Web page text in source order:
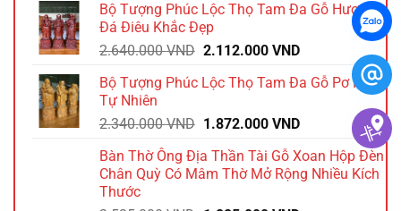
là:
1.740.000 VND.
tại
1.392.000 VND.
Bộ Tượng Phúc Lộc Thọ Tam Đa Gỗ Hương
Đá Điêu Khắc Đẹp
2.640.000VND Giá
là:
2.112.000 VNDGiá
tại
2.112.000 VND.
Bộ Tượng Phúc Lộc Thọ Tam Đa Gỗ Pơ Mu
Tự Nhiên
2.340.000VND Giá
là:
2.340.000 VND.
1.872.000 VNDGiá
tại
là:
Bàn Thờ Ông Địa Thần Tài Gỗ Xoan Hộp Đèn
Chân Quỳ Có Mâm Thờ Mở Rộng Nhiều Kích
Thước